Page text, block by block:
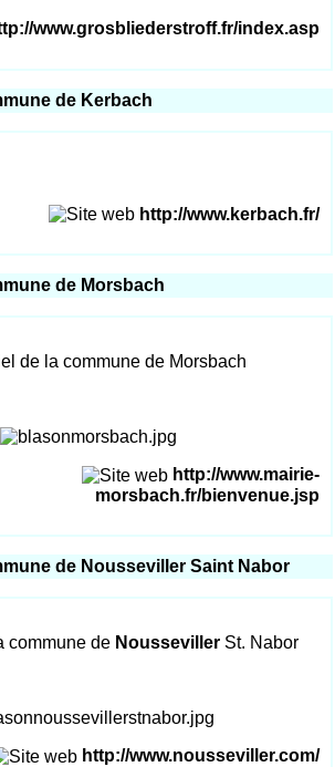
www.grosbliederstroff.fr/index.asp
de Kerbach
http://www.kerbach.fr/
de Morsbach
de la commune de Morsbach
http://www.mairie-
morsbach.fr/bienvenue.jsp
de Nousseviller Saint Nabor
commune de Nousseviller St. Nabor
http://www.nousseviller.com/